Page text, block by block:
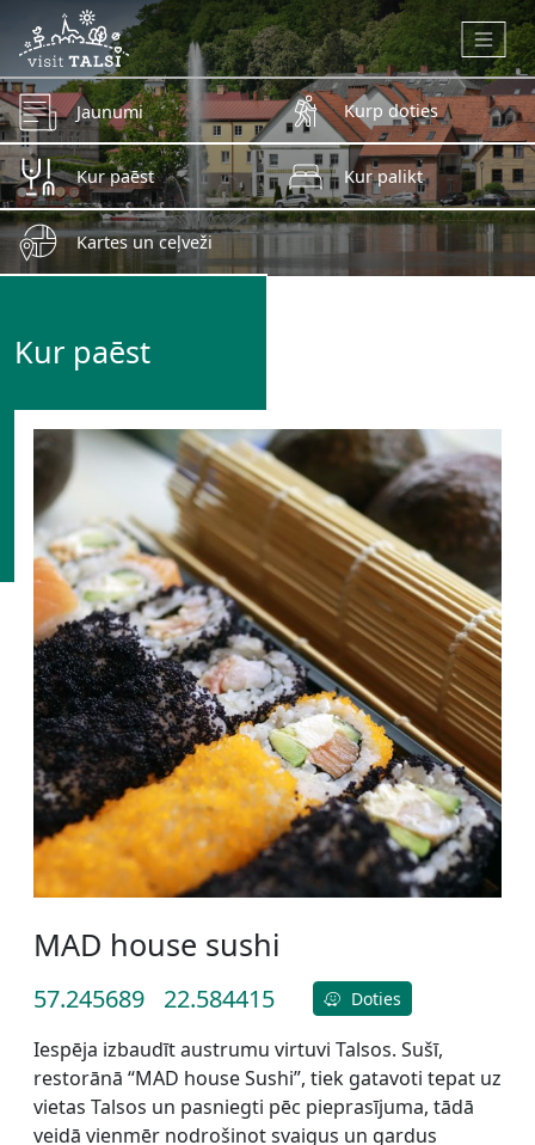
Skip to main content
Jaunumi Kurp doties
Kur paēst Kur palikt
Kartes un ceļveži
Kur paēst
MAD house sushi
57.245689 22.584415 Doties
Iespēja izbaudīt austrumu virtuvi Talsos. Sušī,
restorānā “MAD house Sushi”, tiek gatavoti tepat uz
vietas Talsos un pasniegti pēc pieprasījuma, tādā
veidā vienmēr nodrošinot svaigus un gardus